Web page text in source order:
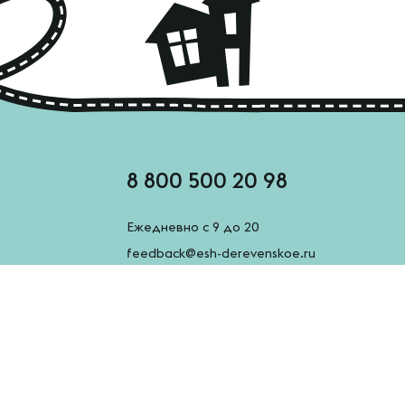
8 800 500 20 98
Ежедневно с 9 до 20
feedback@esh-derevenskoe.ru